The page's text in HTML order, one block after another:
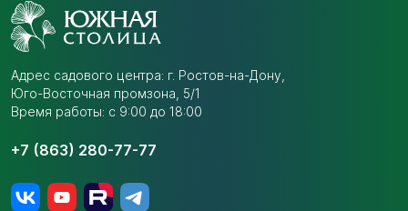
Адрес садового центра: г. Ростов-на-Дону,
Юго-Восточная промзона, 5/1
Время работы: с 9:00 до 18:00
+7 (863) 280-77-77